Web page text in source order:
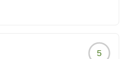
しい景色の奥志賀高原で、また
5